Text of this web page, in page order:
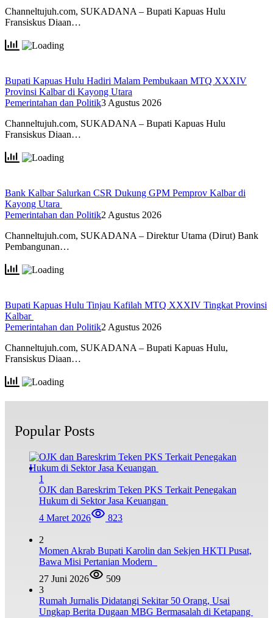
Channeltujuh.com, SUKADANA – Bupati Kapuas Hulu
Fransiskus Diaan…
Bupati Kapuas Hulu Hadiri Malam Pembukaan MTQ XXXIV
Provinsi Kalbar di Kayong Utara
Pemerintahan dan Politik3 Agustus 2026
Channeltujuh.com, SUKADANA – Bupati Kapuas Hulu
Fransiskus Diaan…
Bank Kalbar Salurkan CSR Dukung GPM Pemprov Kalbar di
Kayong Utara
Pemerintahan dan Politik2 Agustus 2026
Channeltujuh.com, SUKADANA – Direktur Utama (Dirut) Bank
Pembangunan…
Bupati Kapuas Hulu Tinjau Kafilah MTQ XXXIV Tingkat Provinsi
Kalbar
Pemerintahan dan Politik2 Agustus 2026
Channeltujuh.com, SUKADANA – Bupati Kapuas Hulu,
Fransiskus Diaan…
Popular Posts
1
OJK dan Bareskrim Teken PKS Terkait Penegakan
Hukum di Sektor Jasa Keuangan
4 Maret 2026
823
2
Momen Akrab Bupati Karolin dan Sekjen HKTI Pusat,
Bawa Misi Pertanian Modern
27 Juni 2026
509
3
Rumah Jurnalis Didatangi Sekitar 50 Orang, Usai
Ungkap Berita Dugaan MBG Bermasalah di Ketapang